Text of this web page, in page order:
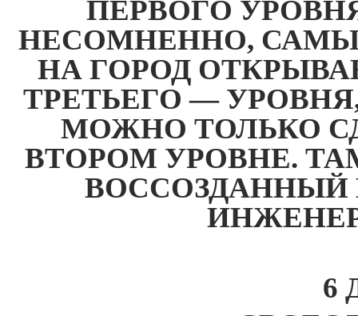
ПЕРВОГО
НЕСОМНЕННО,
НА ГОРОД
ТРЕТЬЕГО —
МОЖНО ТОЛЬКО
ВТОРОМ УРОВНЕ.
ВОССОЗДАННЫЙ
6